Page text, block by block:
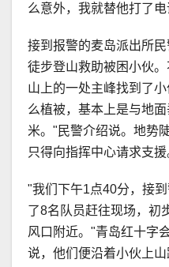
么意外，我就替他打了
接到报警的麦岛派出所民
徒步登山救助被困小伙
山上的一处主峰找到了
么植被，基本上是与地
米。"民警介绍说。地势
只得向指挥中心请求支援
"我们下午1点40分，接
了8名队员赶往现场，初
风口附近。"青岛红十字
说，他们便沿着小伙上